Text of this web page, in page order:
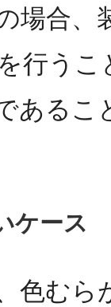
場合、
行うこ
あるこ
ケース
色むら